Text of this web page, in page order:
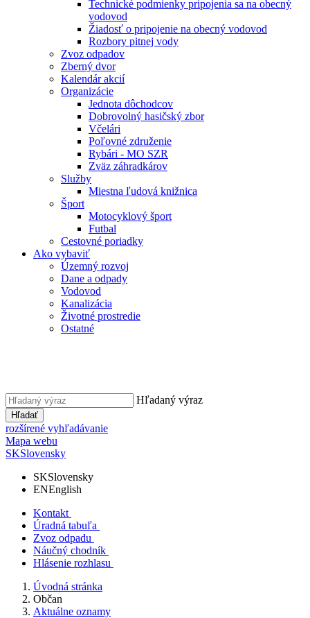
Technické podmienky pripojenia sa na obecný
vodovod
Žiadosť o pripojenie na obecný vodovod
Rozbory pitnej vody
Zvoz odpadov
Zberný dvor
Kalendár akcií
Organizácie
Jednota dôchodcov
Dobrovolný hasičský zbor
Včelári
Poľovné združenie
Rybári - MO SZR
Zväz záhradkárov
Služby
Miestna ľudová knižnica
Šport
Motocyklový šport
Futbal
Cestovné poriadky
Ako vybaviť
Územný rozvoj
Dane a odpady
Vodovod
Kanalizácia
Životné prostredie
Ostatné
Hľadaný výraz
Hľadať
rozšírené vyhľadávanie
Mapa webu
SKSlovensky
SKSlovensky
ENEnglish
Kontakt
Úradná tabuľa
Zvoz odpadu
Náučný chodník
Hlásenie rozhlasu
Úvodná stránka
Občan
Aktuálne oznamy